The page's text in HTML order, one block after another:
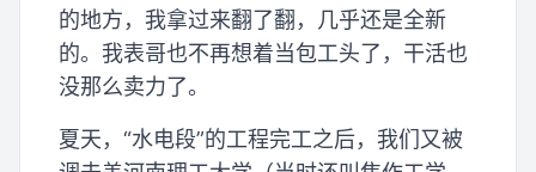
的地方，我拿过来翻了翻，几乎还是全新
的。我表哥也不再想着当包工头了，干活也
没那么卖力了。
夏天，“水电段”的工程完工之后，我们又被